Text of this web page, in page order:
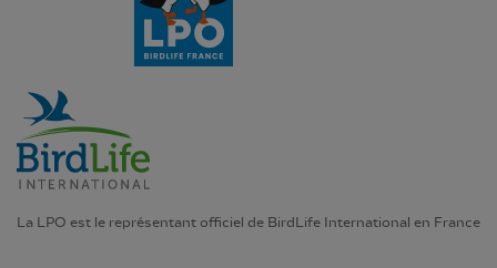
La LPO est le représentant officiel de BirdLife International en France